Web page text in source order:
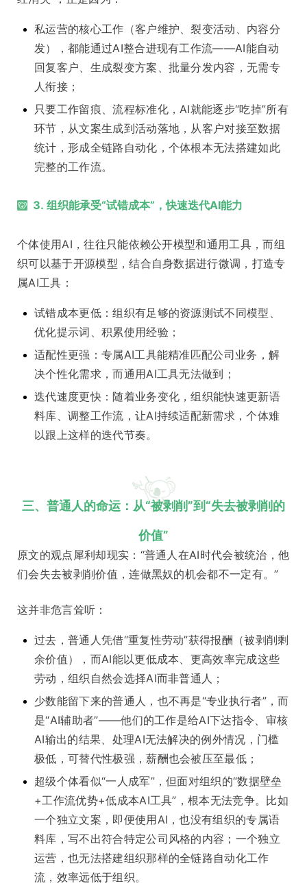
私运营的核心工作（客户维护、裂变活动、内容分
发），都能通过AI整合进现有工作流——AI能自动
回复客户、生成裂变方案、批量分发内容，无需专
人衔接；
只要工作留痕、流程标准化，AI就能逐步“吃掉”所有
环节，从文案生成到活动落地，从客户对接至数据
统计，形成全链路自动化，个体根本无法搭建如此
完整的工作流。
3. 组织能承受“试错成本”，快速迭代AI能力
个体使用AI，往往只能依赖公开模型和通用工具，而组
织可以基于开源模型，结合自身数据进行微调，打造专
属AI工具：
试错成本更低：组织有足够的资源测试不同模型、
优化提示词、积累使用经验；
适配性更强：专属AI工具能精准匹配公司业务，解
决个性化需求，而通用AI工具无法做到；
迭代速度更快：随着业务变化，组织能快速更新语
料库、调整工作流，让AI持续适配新需求，个体难
以跟上这样的迭代节奏。
三、普通人的命运：从“被剥削”到“失去被剥削的
价值”
原文的观点犀利却现实：“普通人在AI时代会被统治，他
们会失去被剥削价值，连做黑奴的机会都不一定有。”
这并非危言耸听：
过去，普通人凭借“重复性劳动”获得报酬（被剥削剩
余价值），而AI能以更低成本、更高效率完成这些
劳动，组织自然会选择AI而非普通人；
少数能留下来的普通人，也不再是“专业执行者”，而
是“AI辅助者”——他们的工作是给AI下达指令、审核
AI输出的结果、处理AI无法解决的例外情况，门槛
极低，可替代性极强，薪酬也会被压至最低；
超级个体看似“一人成军”，但面对组织的“数据壁垒
+工作流优势+低成本AI工具”，根本无法竞争。比如
一个独立文案，即便使用AI，也没有组织的专属语
料库，写不出符合特定公司风格的内容；一个独立
运营，也无法搭建组织那样的全链路自动化工作
流，效率远低于组织。